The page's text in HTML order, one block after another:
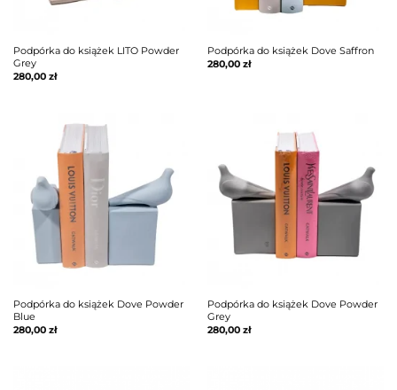
Podpórka do książek LITO Powder
Grey
280,00 zł
Podpórka do książek Dove Saffron
280,00 zł
Podpórka do książek Dove Powder
Blue
280,00 zł
Podpórka do książek Dove Powder
Grey
280,00 zł